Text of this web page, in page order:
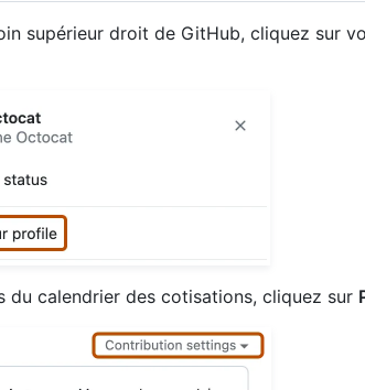
supérieur droit de GitHub, cliquez sur
du calendrier des cotisations, cliquez sur